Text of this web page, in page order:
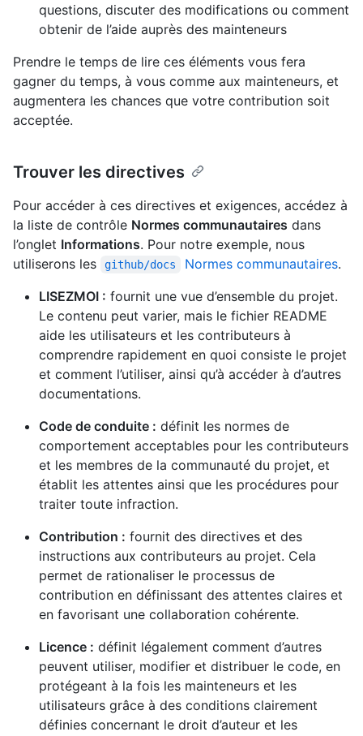
questions, discuter des modifications ou comment
obtenir de l’aide auprès des mainteneurs
Prendre le temps de lire ces éléments vous fera
gagner du temps, à vous comme aux mainteneurs, et
augmentera les chances que votre contribution soit
acceptée.
Trouver les directives
Pour accéder à ces directives et exigences, accédez à
la liste de contrôle Normes communautaires dans
l’onglet Informations. Pour notre exemple, nous
utiliserons les
github/docs Normes communautaires.
LISEZMOI : fournit une vue d’ensemble du projet.
Le contenu peut varier, mais le fichier README
aide les utilisateurs et les contributeurs à
comprendre rapidement en quoi consiste le projet
et comment l’utiliser, ainsi qu’à accéder à d’autres
documentations.
Code de conduite : définit les normes de
comportement acceptables pour les contributeurs
et les membres de la communauté du projet, et
établit les attentes ainsi que les procédures pour
traiter toute infraction.
Contribution : fournit des directives et des
instructions aux contributeurs au projet. Cela
permet de rationaliser le processus de
contribution en définissant des attentes claires et
en favorisant une collaboration cohérente.
Licence : définit légalement comment d’autres
peuvent utiliser, modifier et distribuer le code, en
protégeant à la fois les mainteneurs et les
utilisateurs grâce à des conditions clairement
définies concernant le droit d’auteur et les